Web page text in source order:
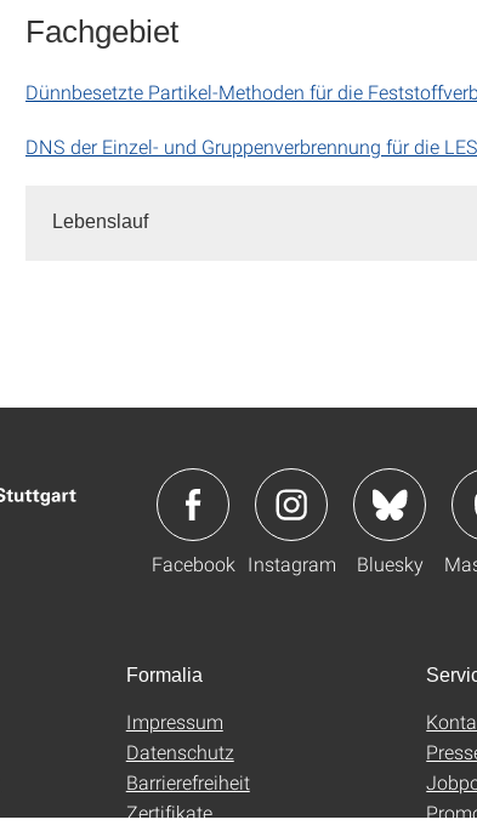
Fachgebiet
Dünnbesetzte Partikel-Methoden für die
DNS der Einzel- und Gruppenverbrennung für die
Lebenslauf
Facebook Instagram Bluesky
Formalia
Impressum
Datenschutz
Barrierefreiheit
Zertifikate